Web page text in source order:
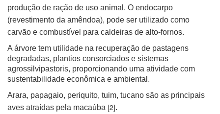
produção de ração de uso animal. O endocarpo
(revestimento da amêndoa), pode ser utilizado como
carvão e combustível para caldeiras de alto-fornos.
A árvore tem utilidade na recuperação de pastagens
degradadas, plantios consorciados e sistemas
agrossilvipastoris, proporcionando uma atividade com
sustentabilidade econômica e ambiental.
Arara, papagaio, periquito, tuim, tucano são as principais
aves atraídas pela macaúba [2].